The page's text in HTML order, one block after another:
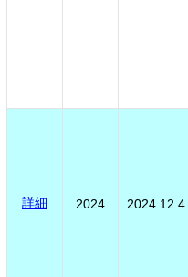
詳細 2024 2024.12.4